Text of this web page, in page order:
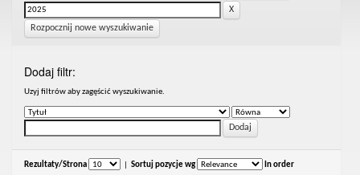
Rozpocznij nowe wyszukiwanie
Dodaj filtr:
Uzyj filtrów aby zagęścić wyszukiwanie.
Rezultaty/Strona Sortuj pozycje wg In order